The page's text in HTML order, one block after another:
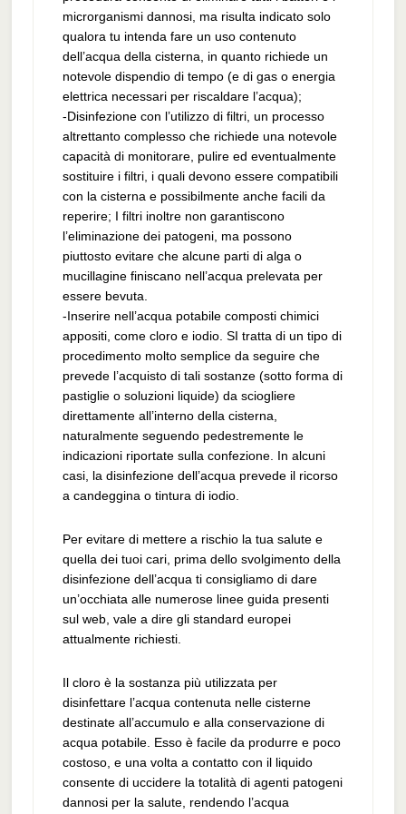
microrganismi dannosi, ma risulta indicato solo
qualora tu intenda fare un uso contenuto
dell’acqua della cisterna, in quanto richiede un
notevole dispendio di tempo (e di gas o energia
elettrica necessari per riscaldare l’acqua);
-Disinfezione con l’utilizzo di filtri, un processo
altrettanto complesso che richiede una notevole
capacità di monitorare, pulire ed eventualmente
sostituire i filtri, i quali devono essere compatibili
con la cisterna e possibilmente anche facili da
reperire; I filtri inoltre non garantiscono
l’eliminazione dei patogeni, ma possono
piuttosto evitare che alcune parti di alga o
mucillagine finiscano nell’acqua prelevata per
essere bevuta.
-Inserire nell’acqua potabile composti chimici
appositi, come cloro e iodio. SI tratta di un tipo di
procedimento molto semplice da seguire che
prevede l’acquisto di tali sostanze (sotto forma di
pastiglie o soluzioni liquide) da sciogliere
direttamente all’interno della cisterna,
naturalmente seguendo pedestremente le
indicazioni riportate sulla confezione. In alcuni
casi, la disinfezione dell’acqua prevede il ricorso
a candeggina o tintura di iodio.
Per evitare di mettere a rischio la tua salute e
quella dei tuoi cari, prima dello svolgimento della
disinfezione dell’acqua ti consigliamo di dare
un’occhiata alle numerose linee guida presenti
sul web, vale a dire gli standard europei
attualmente richiesti.
Il cloro è la sostanza più utilizzata per
disinfettare l’acqua contenuta nelle cisterne
destinate all’accumulo e alla conservazione di
acqua potabile. Esso è facile da produrre e poco
costoso, e una volta a contatto con il liquido
consente di uccidere la totalità di agenti patogeni
dannosi per la salute, rendendo l’acqua